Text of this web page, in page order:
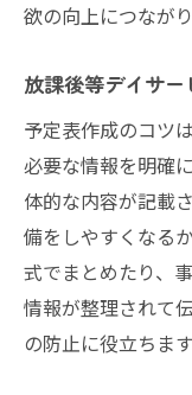
欲の向上につながり
放課後等デイサ
予定表作成のコツ
必要な情報を明確
体的な内容が記載
備をしやすくなる
式でまとめたり、
情報が整理されて
の防止に役立ちます